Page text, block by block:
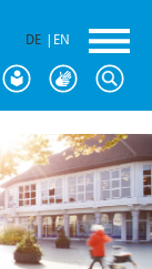
DE EN